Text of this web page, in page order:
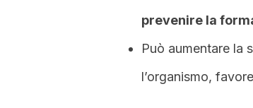
prevenire la
Può aumentare la
l’organismo,